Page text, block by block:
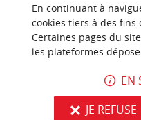
Eglise Saint-
Arès 4 km
En continuant à
cookies tiers à des fins
Certaines pages du
les plateformes
EN
JE REFUSE